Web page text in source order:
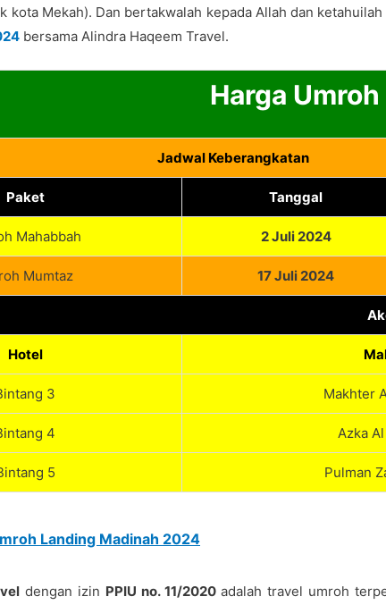
kota Mekah). Dan bertakwalah kepada Allah dan
bersama Alindra Haqeem Travel.
Harga
Jadwal Keberangkatan
Paket Tanggal
Mahabbah 2Juli 2024
Mumtaz 17 Juli 2024
Hotel
3 Makhter
4 Azka
5 Pulman
Landing Madinah 2024
dengan izin PPIU no. 11/2020 adalah travel umroh